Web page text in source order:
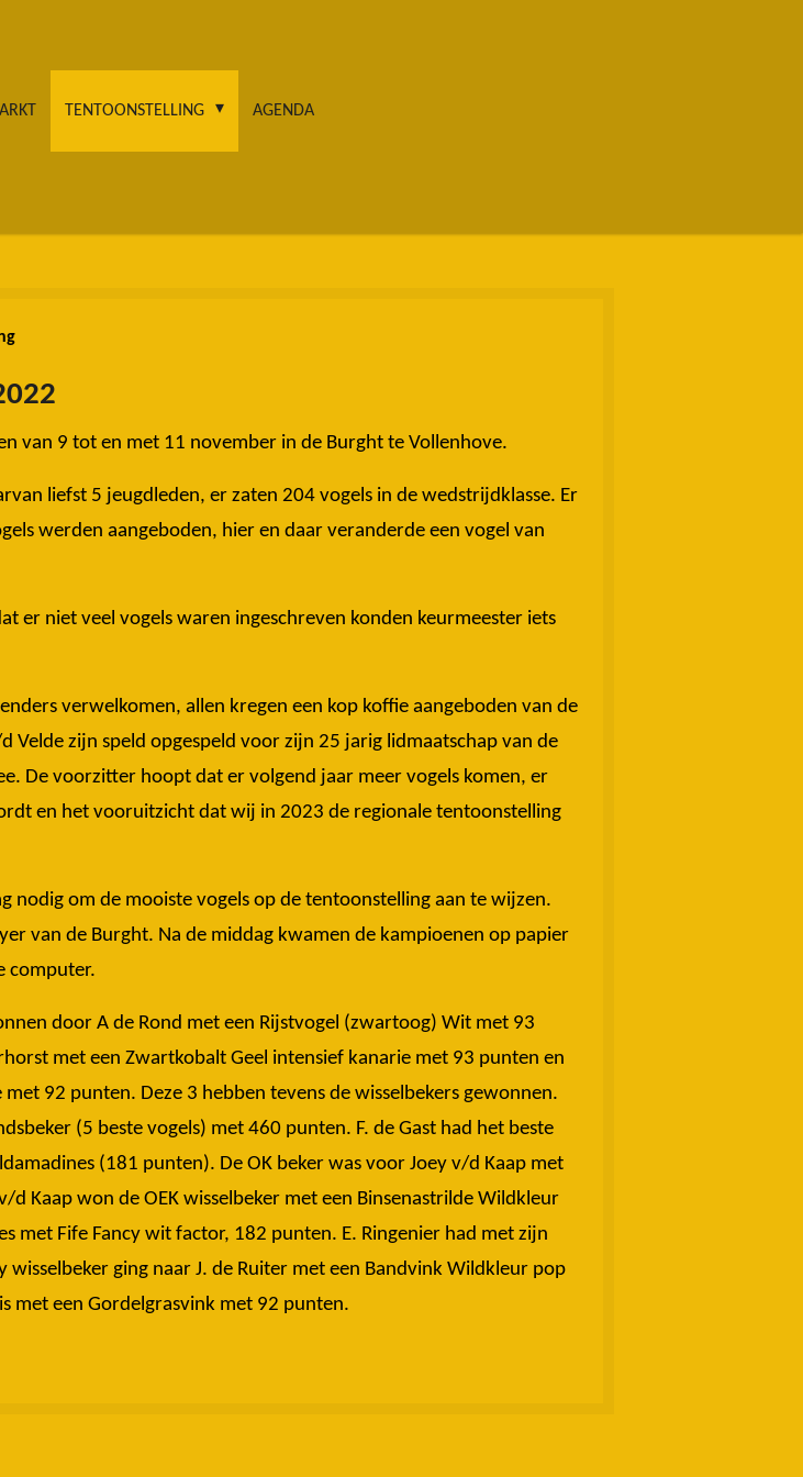
TENTOONSTELLING AGENDA
van 9 tot en met 11 november in de Burght te Vollenhove.
liefst 5 jeugdleden, er zaten 204 vogels in de wedstrijdklasse. Er
werden aangeboden, hier en daar veranderde een vogel van
er niet veel vogels waren ingeschreven konden keurmeester iets
verwelkomen, allen kregen een kop koffie aangeboden van de
zijn speld opgespeld voor zijn 25 jarig lidmaatschap van de
De voorzitter hoopt dat er volgend jaar meer vogels komen, er
en het vooruitzicht dat wij in 2023 de regionale tentoonstelling
nodig om de mooiste vogels op de tentoonstelling aan te wijzen.
van de Burght. Na de middag kwamen de kampioenen op papier
computer.
door A de Rond met een Rijstvogel (zwartoog) Wit met 93
met een Zwartkobalt Geel intensief kanarie met 93 punten en
92 punten. Deze 3 hebben tevens de wisselbekers gewonnen.
(5 beste vogels) met 460 punten. F. de Gast had het beste
(181 punten). De OK beker was voor Joey v/d Kaap met
Kaap won de OEK wisselbeker met een Binsenastrilde Wildkleur
met Fife Fancy wit factor, 182 punten. E. Ringenier had met zijn
ging naar J. de Ruiter met een Bandvink Wildkleur pop
met een Gordelgrasvink met 92 punten.